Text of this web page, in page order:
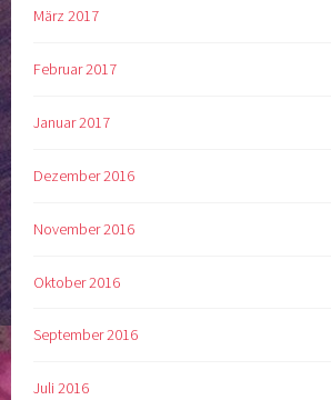
März 2017
Februar 2017
Januar 2017
Dezember 2016
November 2016
Oktober 2016
September 2016
Juli 2016